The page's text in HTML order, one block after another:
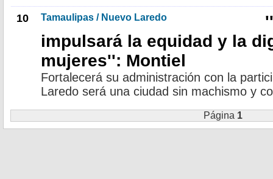
10 Tamaulipas / Nuevo Laredo
impulsará la equidad y la
mujeres'': Montiel
Fortalecerá su administración con la
Laredo será una ciudad sin machismo y
Página 1